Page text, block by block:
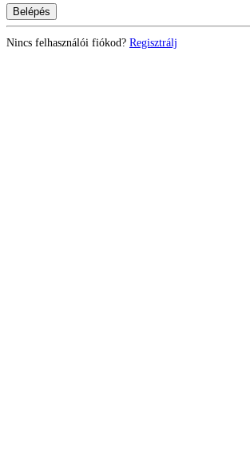
Belépés
Nincs felhasználói fiókod? Regisztrálj